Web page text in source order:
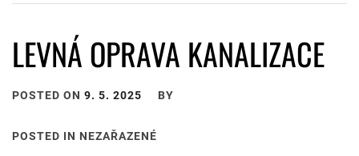
LEVNÁ OPRAVA KANALIZACE
POSTED ON 9. 5. 2025 BY
POSTED IN NEZAŘAZENÉ